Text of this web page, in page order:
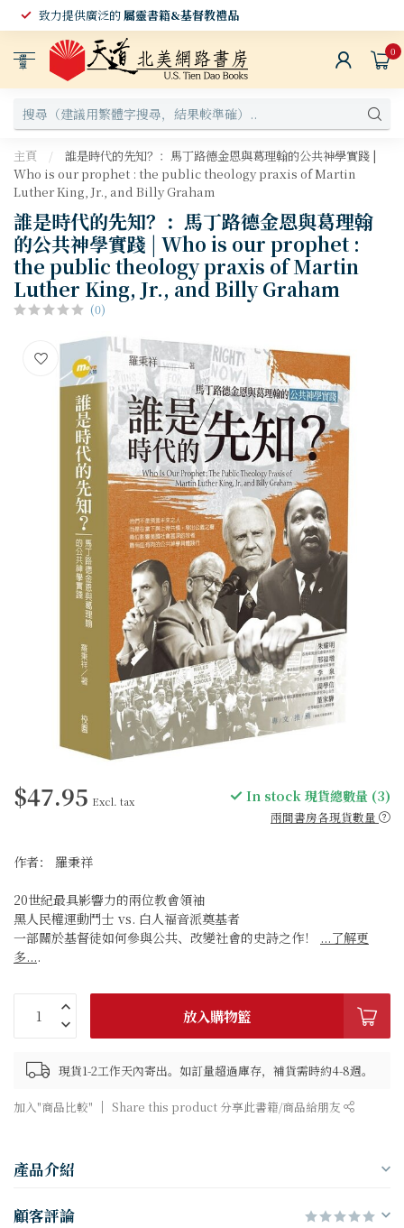
致力提供廣泛的屬靈書籍&基督教禮品
選
單
0
主頁 /
誰是時代的先知？：馬丁路德金恩與葛理翰的公共神學實踐 |
Who is our prophet : the public theology praxis of Martin
Luther King, Jr., and Billy Graham
誰是時代的先知？：馬丁路德金恩與葛理翰
的公共神學實踐 | Who is our prophet :
the public theology praxis of Martin
Luther King, Jr., and Billy Graham
(0)
$47.95 Excl. tax In stock 現貨總數量 (3)
兩間書房各現貨數量
作者： 羅秉祥
20世紀最具影響力的兩位教會領袖
黑人民權運動鬥士 vs. 白人福音派奠基者
一部關於基督徒如何參與公共、改變社會的史詩之作！ ...了解更
多....
放入購物籃
現貨1-2工作天內寄出。如訂量超過庫存，補貨需時約4-8週。
加入"商品比較" Share this product 分享此書籍/商品給朋友
產品介紹
顧客評論